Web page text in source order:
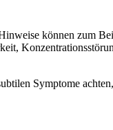
können zum
Symptome